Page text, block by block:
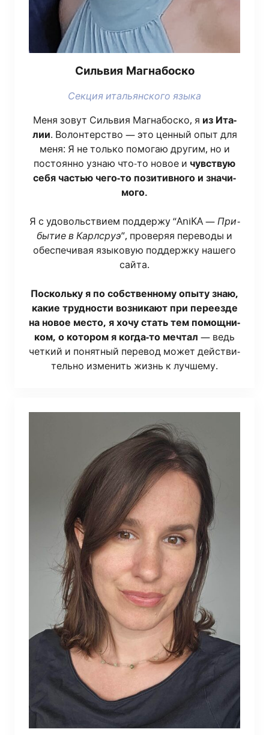
Силь­вия Магнабоско
Сек­ция ита­льян­ско­го языка
Меня зовут Силь­вия Маг­на­бо­ско, я из Ита­
лии. Волон­тер­ство — это цен­ный опыт для
меня: Я не толь­ко помо­гаю дру­гим, но и
посто­ян­но узнаю что-то новое и чув­ствую
себя частью чего-то пози­тив­но­го и зна­чи­
мо­го.
Я с удо­воль­стви­ем под­дер­жу “AniKA —При­
бы­тие в Карлсруэ”, про­ве­ряя пере­во­ды и
обес­пе­чи­вая язы­ко­вую под­держ­ку наше­го
сай­та.
Посколь­ку я по соб­ствен­но­му опы­ту знаю,
какие труд­но­сти воз­ни­ка­ют при пере­ез­де
на новое место, я хочу стать тем помощ­ни­
ком, о кото­ром я когда-то меч­тал — ведь
чет­кий и понят­ный пере­вод может дей­стви­
тель­но изме­нить жизнь к лучшему.